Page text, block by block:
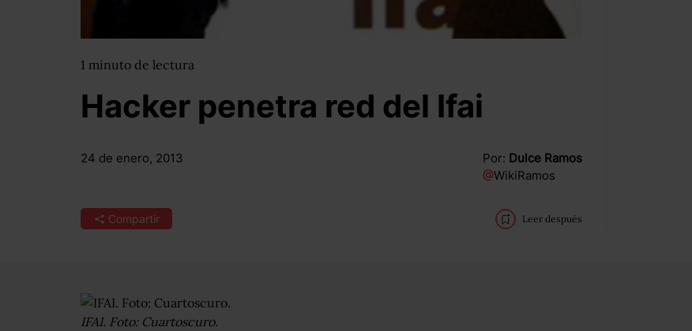
1 minuto de lectura
Hacker penetra red del Ifai
24 de enero, 2013 Por: Dulce Ramos
@WikiRamos
Compartir Leer después
IFAI. Foto: Cuartoscuro.